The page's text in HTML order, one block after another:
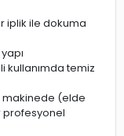
iplik ile dokuma
kullanımda temiz
makinede (elde
profesyonel